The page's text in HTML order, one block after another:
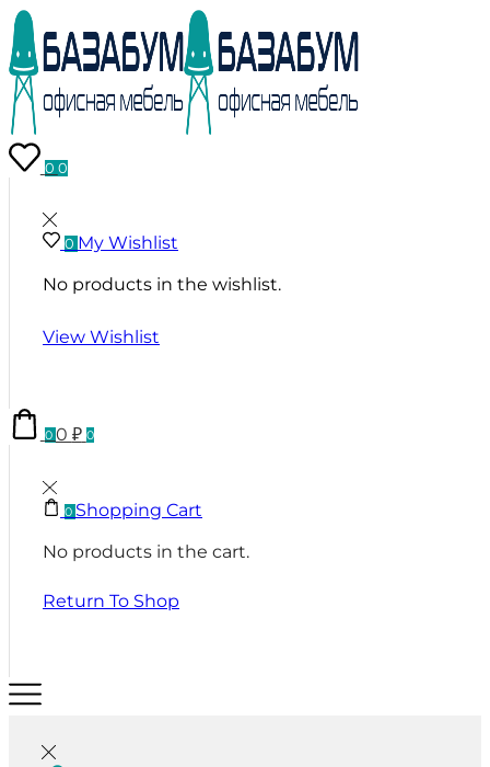
0 0
0 My Wishlist
No products in the wishlist.
View Wishlist
00 ₽ 0
0 Shopping Cart
No products in the cart.
Return To Shop